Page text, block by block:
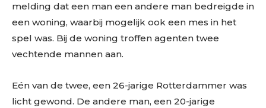
melding dat een man een andere man bedreigde in
een woning, waarbij mogelijk ook een mes in het
spel was. Bij de woning troffen agenten twee
vechtende mannen aan.
Eén van de twee, een 26-jarige Rotterdammer was
licht gewond. De andere man, een 20-jarige